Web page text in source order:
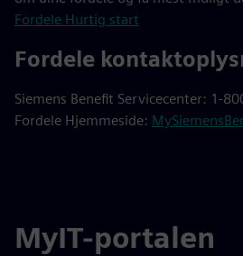
Fordele Hurtig start
Fordele
Siemens Benefit Servicecenter: 1-
Fordele Hjemmeside:
MyIT-portalen